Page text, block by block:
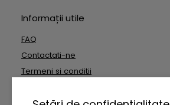
Informații utile
FAQ
Contactati-ne
Termeni si conditii